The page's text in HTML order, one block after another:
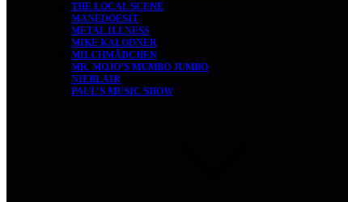
THE LOCAL SCENE
MANEDOESIT
METAL ILLNESS
MIKE KALODNER
MILCHMÄDCHEN
MR. MOJO’S MUMBO JUMBO
NIEBLAIR
PAUL’S MUSIC SHOW